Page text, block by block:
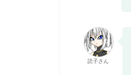
読子さん